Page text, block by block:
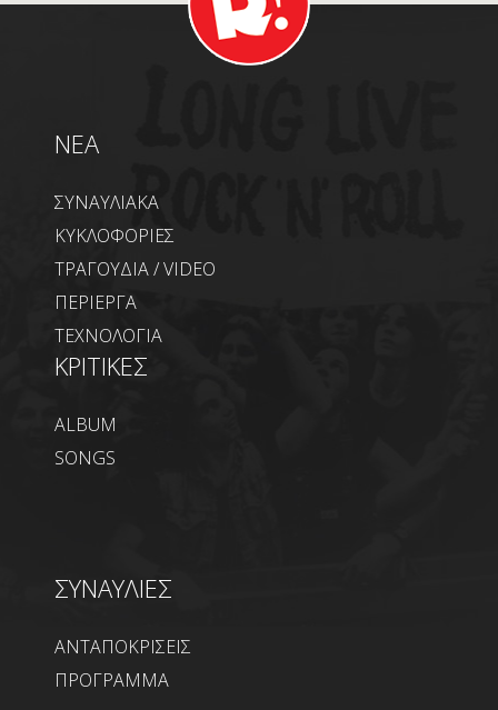
NEA
ΣΥΝΑΥΛΙΑΚΑ
ΚΥΚΛΟΦΟΡΙΕΣ
ΤΡΑΓΟΥΔΙΑ / VIDEO
ΠΕΡΙΕΡΓΑ
ΤΕΧΝΟΛΟΓΙΑ
ΚΡΙΤΙΚΕΣ
ALBUM
SONGS
ΣΥΝΑΥΛΙΕΣ
ΑΝΤΑΠΟΚΡΙΣΕΙΣ
ΠΡΟΓΡΑΜΜΑ